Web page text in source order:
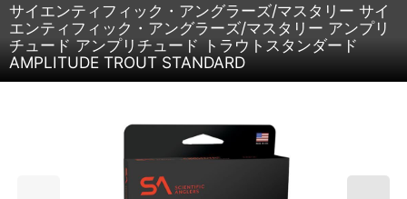
サイエンティフィック・アングラーズ/マスタリー サイ
エンティフィック・アングラーズ/マスタリー アンプリ
チュード アンプリチュード トラウトスタンダード
AMPLITUDE TROUT STANDARD